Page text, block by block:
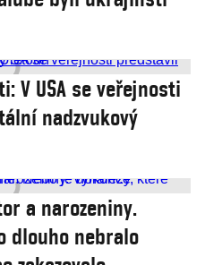
V USA se veřejnosti
nadzvukový
a narozeniny.
dlouho nebralo